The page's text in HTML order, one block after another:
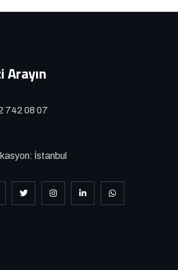
Arayın
742 08 07
İstanbul